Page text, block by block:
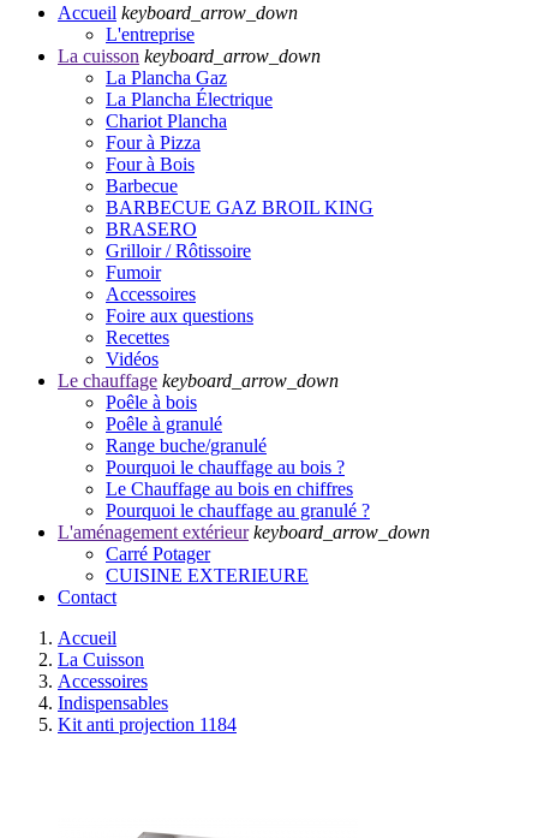
Accueil keyboard_arrow_down
L'entreprise
La cuisson keyboard_arrow_down
La Plancha Gaz
La Plancha Électrique
Chariot Plancha
Four à Pizza
Four à Bois
Barbecue
BARBECUE GAZ BROIL KING
BRASERO
Grilloir / Rôtissoire
Fumoir
Accessoires
Foire aux questions
Recettes
Vidéos
Le chauffage keyboard_arrow_down
Poêle à bois
Poêle à granulé
Range buche/granulé
Pourquoi le chauffage au bois ?
Le Chauffage au bois en chiffres
Pourquoi le chauffage au granulé ?
L'aménagement extérieur keyboard_arrow_down
Carré Potager
CUISINE EXTERIEURE
Contact
Accueil
La Cuisson
Accessoires
Indispensables
Kit anti projection 1184